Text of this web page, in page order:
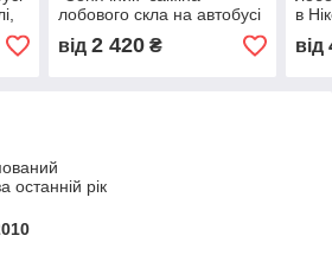
лобового скла на автобусі
в Нікополі, Києві, Дніпре
від 2 420₴
в
від
останній рік